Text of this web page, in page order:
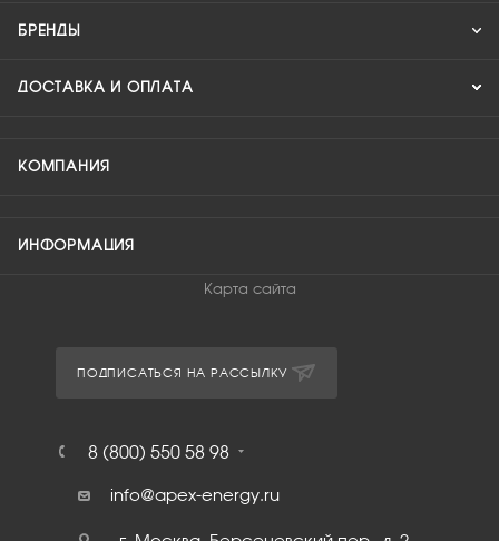
БРЕНДЫ
ДОСТАВКА И ОПЛАТА
КОМПАНИЯ
ИНФОРМАЦИЯ
Карта сайта
ПОДПИСАТЬСЯ НА РАССЫЛКУ
8 (800) 550 58 98
info@apex-energy.ru